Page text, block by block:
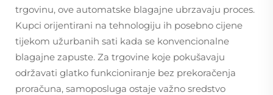
trgovinu, ove automatske blagajne ubrzavaju proces.
Kupci orijentirani na tehnologiju ih posebno cijene
tijekom užurbanih sati kada se konvencionalne
blagajne zapuste. Za trgovine koje pokušavaju
održavati glatko funkcioniranje bez prekoračenja
proračuna, samoposluga ostaje važno sredstvo